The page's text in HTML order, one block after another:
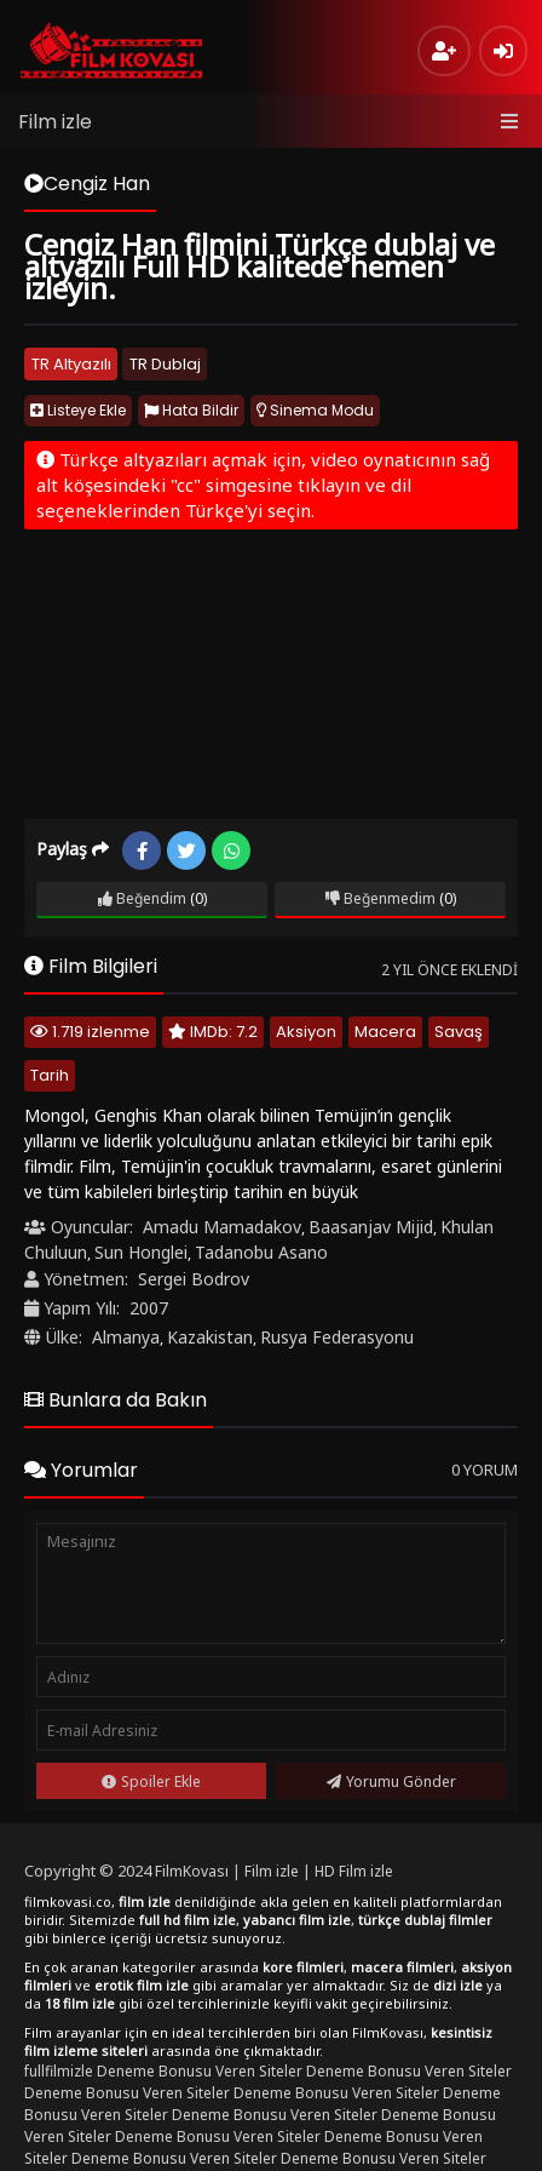
Film izle
Cengiz Han
Cengiz Han filmini Türkçe dublaj ve
altyazılı Full HD kalitede hemen
izleyin.
TR Altyazılı TR Dublaj
Listeye Ekle Hata Bildir Sinema Modu
Türkçe altyazıları açmak için, video oynatıcının sağ
alt köşesindeki "cc" simgesine tıklayın ve dil
seçeneklerinden Türkçe'yi seçin.
Paylaş
Beğendim (0) Beğenmedim (0)
Film Bilgileri 2 YIL ÖNCE EKLENDI
1.719 izlenme IMDb: 7.2 Aksiyon Macera
Savaş
Tarih
Mongol, Genghis Khan olarak bilinen Temüjin’in gençlik
yıllarını ve liderlik yolculuğunu anlatan etkileyici bir tarihi epik
filmdir. Film, Temüjin'in çocukluk travmalarını, esaret günlerini
ve tüm kabileleri birleştirip tarihin en büyük
imparatorluklarından birini kurmasını konu alır. Temüjin’in
sadakat, kinship (akrabalık bağları), aşk ve savaşın etkileriyle
şekillenen hayatını keşfederken, liderliğe olan vizyonunu ve
insanlara getirdiği adalet anlayışını vurgular. FilmKovası
olarak, Mongol filmini Full HD kalitesinde izleyicilerimize
sunuyoruz. Eğer tarih ve epik türünde filmleri seviyorsanız, bu
Oyuncular: Amadu Mamadakov, Baasanjav Mijid, Khulan
Chuluun,Sun Honglei, Tadanobu Asano
Yönetmen: Sergei Bodrov
Yapım Yılı: 2007
Ülke: Almanya, Kazakistan, Rusya Federasyonu
Bunlara da Bakın
Yorumlar 0 YORUM
Spoiler Ekle Yorumu Gönder
Copyright © 2024FilmKovası | Film izle | HD Film izle
filmkovasi.co, film izle denildiğinde akla gelen en kaliteli platformlardan
biridir. Sitemizde full hd film izle, yabancı film izle, türkçe dublaj filmler
gibi binlerce içeriği ücretsiz sunuyoruz.
En çok aranan kategoriler arasında kore filmleri, macera filmleri, aksiyon
filmleri ve erotik film izle gibi aramalar yer almaktadır. Siz de dizi izle ya
da 18 film izle gibi özel tercihlerinizle keyifli vakit geçirebilirsiniz.
Film arayanlar için en ideal tercihlerden biri olan FilmKovası, kesintisiz
film izleme siteleri arasında öne çıkmaktadır.
fullfilmizle Deneme Bonusu Veren SitelerDeneme Bonusu Veren Siteler
Deneme Bonusu Veren SitelerDeneme Bonusu Veren SitelerDeneme
Bonusu Veren SitelerDeneme Bonusu Veren SitelerDeneme Bonusu
Veren SitelerDeneme Bonusu Veren SitelerDeneme Bonusu Veren
SitelerDeneme Bonusu Veren SitelerDeneme Bonusu Veren Siteler